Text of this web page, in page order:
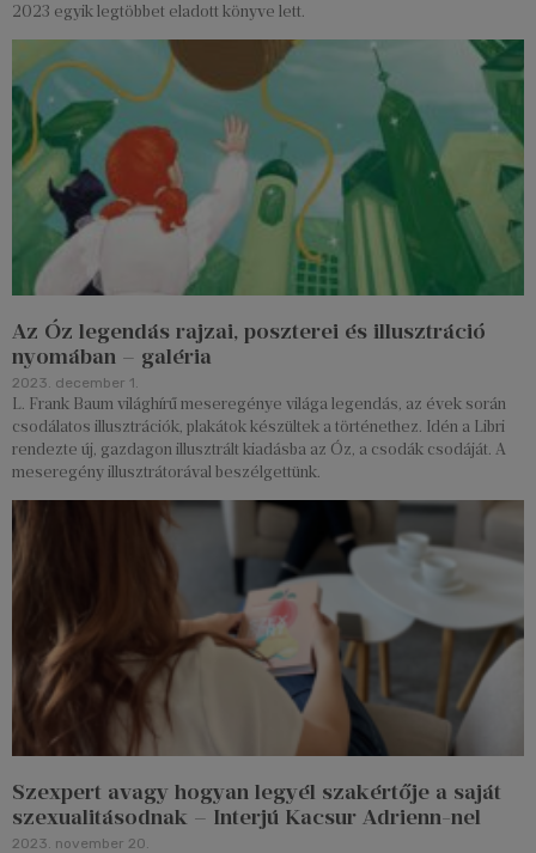
2023 egyik legtöbbet eladott könyve lett.
Az Óz legendás rajzai, poszterei és illusztráció
nyomában – galéria
2023. december 1.
L. Frank Baum világhírű meseregénye világa legendás, az évek során
csodálatos illusztrációk, plakátok készültek a történethez. Idén a Libri
rendezte új, gazdagon illusztrált kiadásba az Óz, a csodák csodáját. A
meseregény illusztrátorával beszélgettünk.
Szexpert avagy hogyan legyél szakértője a saját
szexualitásodnak – Interjú Kacsur Adrienn-nel
2023. november 20.